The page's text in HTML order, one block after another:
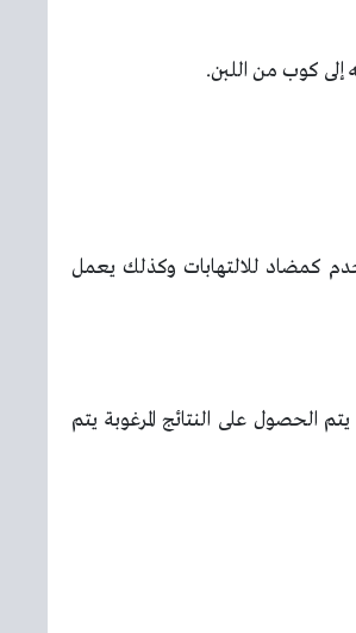
كوب من اللبن.
كمضاد للالتهابات وكذلك يعمل
الحصول على النتائج المرغوبة يتم